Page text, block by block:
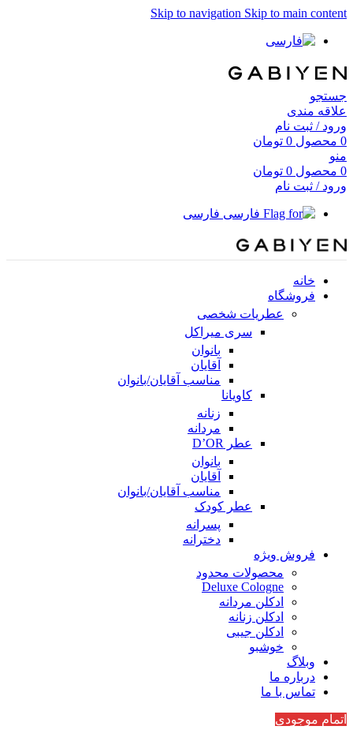
Skip to navigation Skip to main content
جستجو
علاقه مندی
ورود / ثبت نام
0 محصول 0 تومان
منو
0 محصول 0 تومان
ورود / ثبت نام
فارسی
خانه
فروشگاه
عطریات شخصی
سری میراکل
بانوان
آقایان
مناسب آقایان/بانوان
کاویانا
زنانه
مردانه
عطر D’OR
بانوان
آقایان
مناسب آقایان/بانوان
عطر کودک
پسرانه
دخترانه
فروش ویژه
محصولات محدود
Deluxe Cologne
ادکلن مردانه
ادکلن زنانه
ادکلن جیبی
خوشبو
وبلاگ
درباره ما
تماس با ما
اتمام موجودی